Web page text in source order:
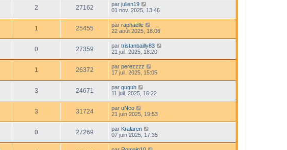
2 27162 par julien19
01 nov. 2025, 13:46
1 25455 par raphaëlle
22 août 2025, 18:06
0 27359 par tristanbailly83
21 juil. 2025, 18:20
1 26372 par perezzzz
17 juil. 2025, 15:05
3 24671 par guguh
11 juil. 2025, 16:22
3 31724 par uNco
21 juin 2025, 19:53
0 27269 par Kralaren
07 juin 2025, 17:35